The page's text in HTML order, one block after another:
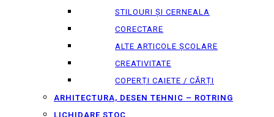
STILOURI ȘI CERNEALA
CORECTARE
ALTE ARTICOLE ȘCOLARE
CREATIVITATE
COPERȚI CAIETE / CĂRȚI
ARHITECTURA, DESEN TEHNIC – ROTRING
LICHIDARE STOC